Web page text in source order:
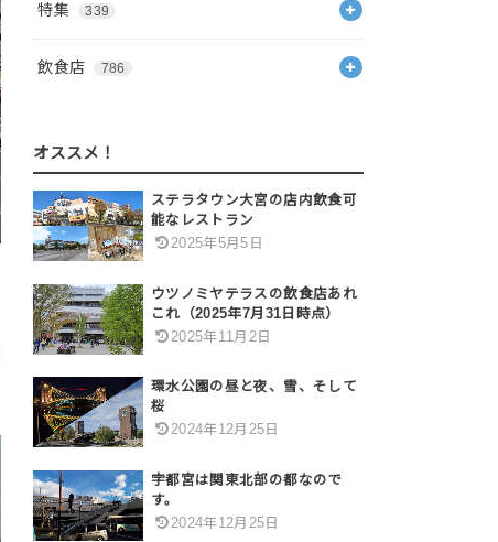
特集 339
飲食店 786
オススメ！
ステラタウン大宮の店内飲食可
能なレストラン
2025年5月5日
ウツノミヤテラスの飲食店あれ
これ（2025年7月31日時点）
2025年11月2日
環水公園の昼と夜、雪、そして
桜
2024年12月25日
宇都宮は関東北部の都なので
す。
2024年12月25日